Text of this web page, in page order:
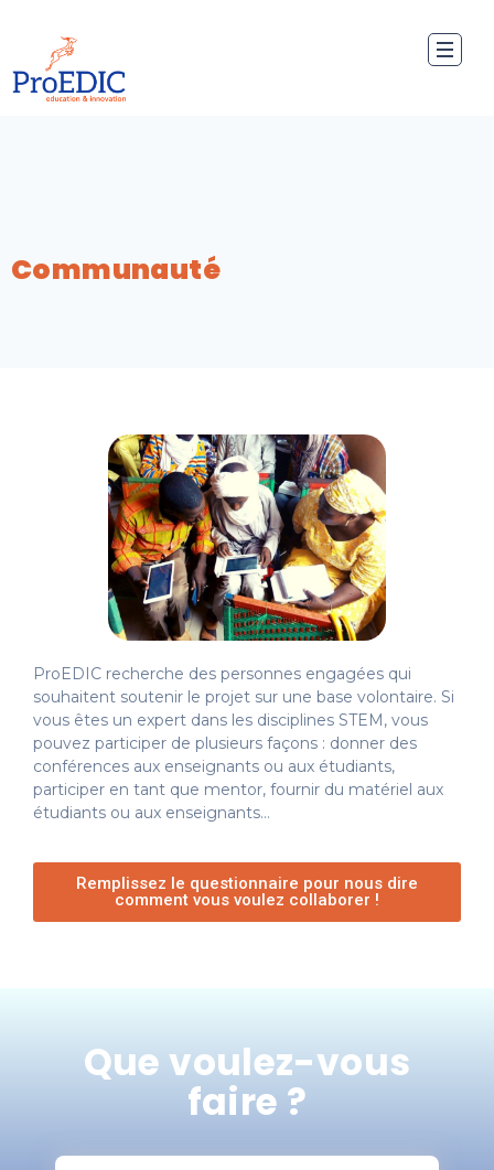
Communauté
ProEDIC recherche des personnes engagées qui
souhaitent soutenir le projet sur une base volontaire. Si
vous êtes un expert dans les disciplines STEM, vous
pouvez participer de plusieurs façons : donner des
conférences aux enseignants ou aux étudiants,
participer en tant que mentor, fournir du matériel aux
étudiants ou aux enseignants…
Remplissez le questionnaire pour nous dire
comment vous voulez collaborer !
Que voulez-vous
faire ?